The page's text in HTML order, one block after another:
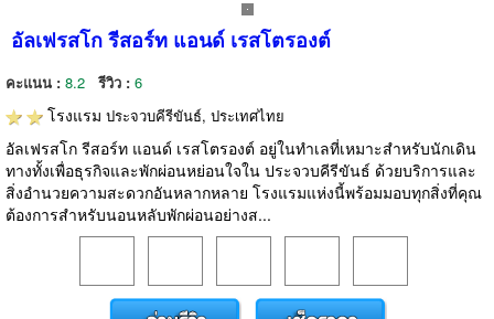
อัลเฟรสโก รีสอร์ท แอนด์ เรสโตรองต์
คะแนน : 8.2 รีวิว : 6
โรงแรม ประจวบคีรีขันธ์, ประเทศไทย
อัลเฟรสโก รีสอร์ท แอนด์ เรสโตรองต์ อยู่ในทำเลที่เหมาะสำหรับนักเดิน
ทางทั้งเพื่อธุรกิจและพักผ่อนหย่อนใจใน ประจวบคีรีขันธ์ ด้วยบริการและ
สิ่งอำนวยความสะดวกอันหลากหลาย โรงแรมแห่งนี้พร้อมมอบทุกสิ่งที่คุณ
ต้องการสำหรับนอนหลับพักผ่อนอย่างส...